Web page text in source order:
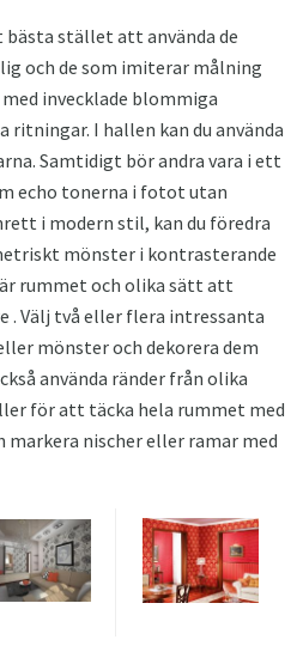
bästa stället att använda de
och de som imiterar målning
invecklade blommiga
I hallen kan du använda
Samtidigt bör andra vara i ett
echo tonerna i fotot utan
i modern stil, kan du föredra
mönster i kontrasterande
rummet och olika sätt att
. Välj två eller flera intressanta
mönster och dekorera dem
använda ränder från olika
för att täcka hela rummet med
markera nischer eller ramar med